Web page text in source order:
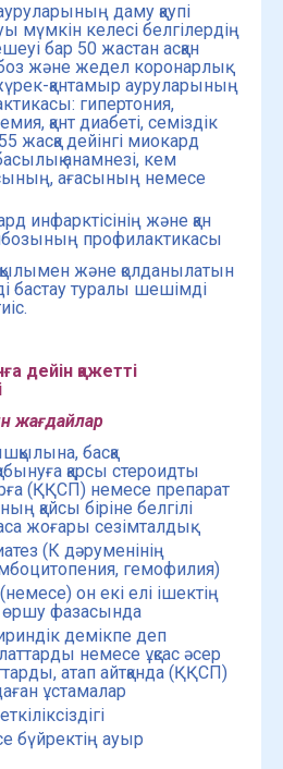
даму қаупі
мүмкін келесі белгілердің
бар 50 жастан асқан
және жедел коронарлық
қантамыр ауруларының
гипертония,
қант диабеті, семіздік
жасқа дейінгі миокард
анамнезі, кем
ағасының немесе
инфарктісінің және қан
профилактикасы
және қолданылатын
бастау туралы шешімді
дейін қажетті
жағдайлар
басқа
қарсы стероидты
(ҚҚСП) немесе препарат
қайсы біріне белгілі
жоғары сезімталдық
(К дәруменінің
гемофилия)
он екі елі ішектің
өршу фазасында
демікпе деп
немесе ұқсас әсер
атап айтқанда (ҚҚСП)
ұстамалар
бүйректің ауыр